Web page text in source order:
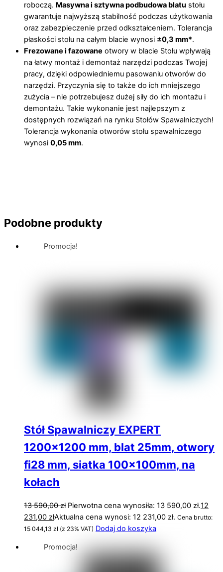
roboczą. Masywna i sztywna podbudowa blatu stołu
gwarantuje najwyższą stabilność podczas użytkowania
oraz zabezpieczenie przed odkształceniem. Tolerancja
płaskości stołu na całym blacie wynosi ±0,3 mm*.
Frezowane i fazowane otwory w blacie Stołu wpływają
na łatwy montaż i demontaż narzędzi podczas Twojej
pracy, dzięki odpowiedniemu pasowaniu otworów do
narzędzi. Przyczynia się to także do ich mniejszego
zużycia – nie potrzebujesz dużej siły do ich montażu i
demontażu. Takie wykonanie jest najlepszym z
dostępnych rozwiązań na rynku Stołów Spawalniczych!
Tolerancja wykonania otworów stołu spawalniczego
wynosi 0,05 mm.
Podobne produkty
Promocja!
Stół Spawalniczy EXPERT
1200×1200 mm, blat 25mm, otwory
fi28 mm, siatka 100x100mm, na
kołach
13 590,00zł Pierwotna cena wynosiła: 13 590,00 zł.12
231,00 złAktualna cena wynosi: 12 231,00 zł. Cena brutto:
15 044,13 zł (z 23% VAT) Dodaj do koszyka
Promocja!